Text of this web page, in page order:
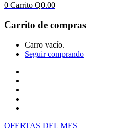
0 Carrito Q0.00
Carrito de compras
Carro vacío.
Seguir comprando
OFERTAS DEL MES